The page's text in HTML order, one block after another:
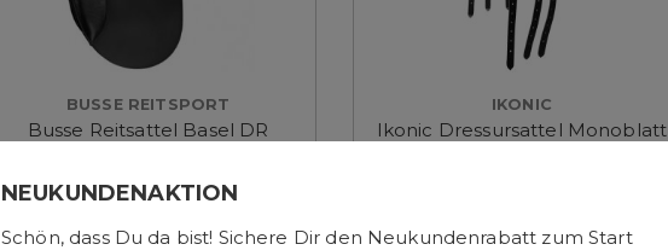
NEUKUNDENAKTION
Schön, dass Du da bist! Sichere Dir den Neukundenrabatt zum Start
BUSSE REITSPORT
Busse Reitsattel Basel DR
1.390,00 €*
IKONIC
Ikonic Dressursattel Monoblatt